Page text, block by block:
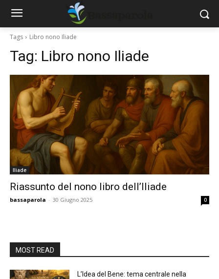
Tags Libro nono Iliade
Tag: Libro nono Iliade
Iliade
Riassunto del nono libro dell’Iliade
bassaparola - 30 Giugno 2025 0
MOST READ
L’Idea del Bene: tema centrale nella